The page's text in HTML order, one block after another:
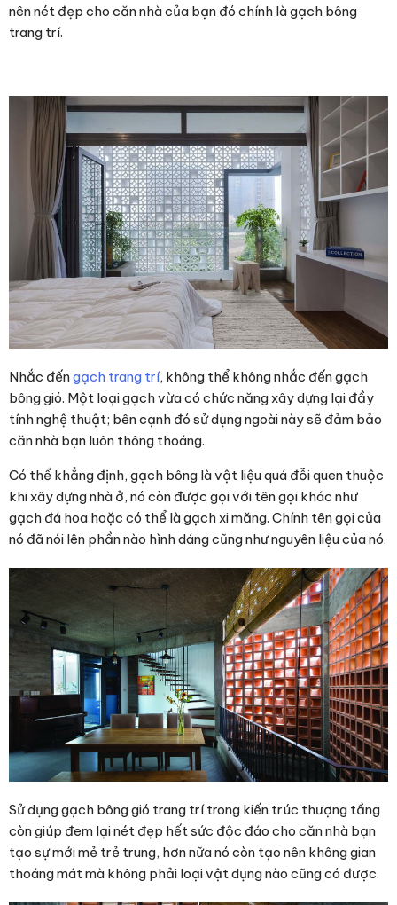
nên nét đẹp cho căn nhà của bạn đó chính là gạch bông
trang trí.
Nhắc đếngạch trang trí, không thể không nhắc đến gạch
bông gió. Một loại gạch vừa có chức năng xây dựng lại đầy
tính nghệ thuật; bên cạnh đó sử dụng ngoài này sẽ đảm bảo
căn nhà bạn luôn thông thoáng.
Có thể khẳng định, gạch bông là vật liệu quá đỗi quen thuộc
khi xây dựng nhà ở, nó còn được gọi với tên gọi khác như
gạch đá hoa hoặc có thể là gạch xi măng. Chính tên gọi của
nó đã nói lên phần nào hình dáng cũng như nguyên liệu của nó.
Sử dụng gạch bông gió trang trí trong kiến trúc thượng tầng
còn giúp đem lại nét đẹp hết sức độc đáo cho căn nhà bạn
tạo sự mới mẻ trẻ trung, hơn nữa nó còn tạo nên không gian
thoáng mát mà không phải loại vật dụng nào cũng có được.